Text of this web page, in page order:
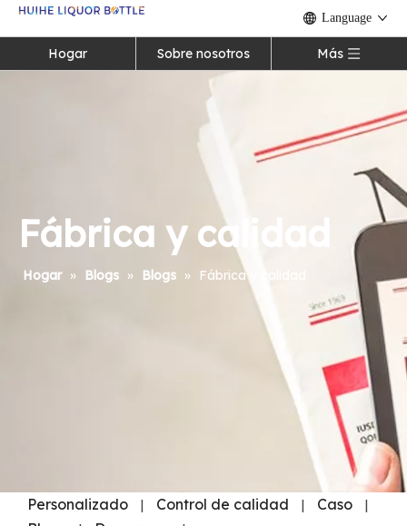
Language
Hogar Sobre nosotros Más
Fábrica y calidad
Hogar » Blogs » Blogs » Fábrica y calidad
Personalizado | Control de calidad | Caso |